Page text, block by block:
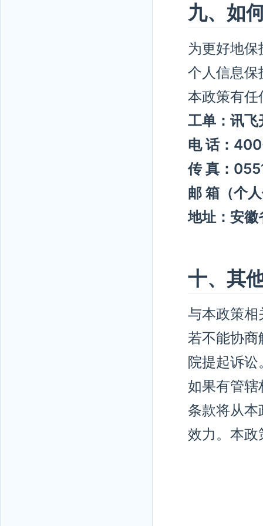
九、如
为更好地
个人信息
本政策有任
工单：讯
电 话：
传 真：
邮 箱（个
地址：安
十、其
与本政策相
若不能协商
院提起诉讼
如果有管辖
条款将从本
效力。本政